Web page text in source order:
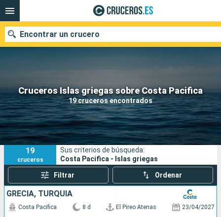
Cruceros Islas griegas sobre Costa Pacifica
19 cruceros encontrados
Encontrar un crucero
Nuestros destinos
Fecha de salida
Puertos Compañías
Buscar
19
cruceros
Sus criterios de búsqueda:
Costa Pacifica - Islas griegas
Filtrar Ordenar
GRECIA, TURQUÍA
Costa Pacifica 8 d El Pireo Atenas 23/04/2027